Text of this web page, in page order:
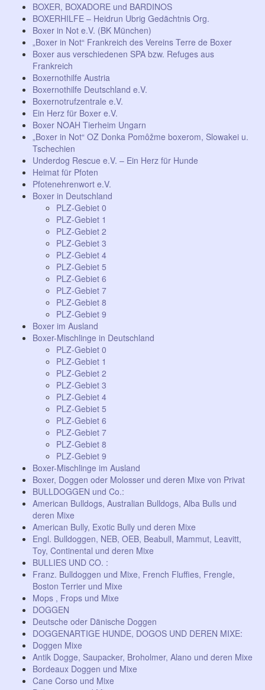
BOXER, BOXADORE und BARDINOS
BOXERHILFE – Heidrun Ubrig Gedächtnis Org.
Boxer in Not e.V. (BK München)
„Boxer in Not“ Frankreich des Vereins Terre de Boxer
Boxer aus verschiedenen SPA bzw. Refuges aus
Frankreich
Boxernothilfe Austria
Boxernothilfe Deutschland e.V.
Boxernotrufzentrale e.V.
Ein Herz für Boxer e.V.
Boxer NOAH Tierheim Ungarn
„Boxer in Not“ OZ Donka Pomôžme boxerom, Slowakei u.
Tschechien
Underdog Rescue e.V. – Ein Herz für Hunde
Heimat für Pfoten
Pfotenehrenwort e.V.
Boxer in Deutschland
PLZ-Gebiet 0
PLZ-Gebiet 1
PLZ-Gebiet 2
PLZ-Gebiet 3
PLZ-Gebiet 4
PLZ-Gebiet 5
PLZ-Gebiet 6
PLZ-Gebiet 7
PLZ-Gebiet 8
PLZ-Gebiet 9
Boxer im Ausland
Boxer-Mischlinge in Deutschland
PLZ-Gebiet 0
PLZ-Gebiet 1
PLZ-Gebiet 2
PLZ-Gebiet 3
PLZ-Gebiet 4
PLZ-Gebiet 5
PLZ-Gebiet 6
PLZ-Gebiet 7
PLZ-Gebiet 8
PLZ-Gebiet 9
Boxer-Mischlinge im Ausland
Boxer, Doggen oder Molosser und deren Mixe von Privat
BULLDOGGEN und Co.:
American Bulldogs, Australian Bulldogs, Alba Bulls und
deren Mixe
American Bully, Exotic Bully und deren Mixe
Engl. Bulldoggen, NEB, OEB, Beabull, Mammut, Leavitt,
Toy, Continental und deren Mixe
BULLIES UND CO. :
Franz. Bulldoggen und Mixe, French Fluffies, Frengle,
Boston Terrier und Mixe
Mops , Frops und Mixe
DOGGEN
Deutsche oder Dänische Doggen
DOGGENARTIGE HUNDE, DOGOS UND DEREN MIXE:
Doggen Mixe
Antik Dogge, Saupacker, Broholmer, Alano und deren Mixe
Bordeaux Doggen und Mixe
Cane Corso und Mixe